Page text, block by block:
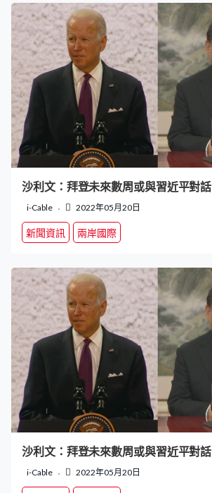
沙利文：拜登未來數周或與習近平對話
i-Cable 2022年05月20日
新聞資訊 兩岸國際
沙利文：拜登未來數周或與習近平對話
i-Cable 2022年05月20日